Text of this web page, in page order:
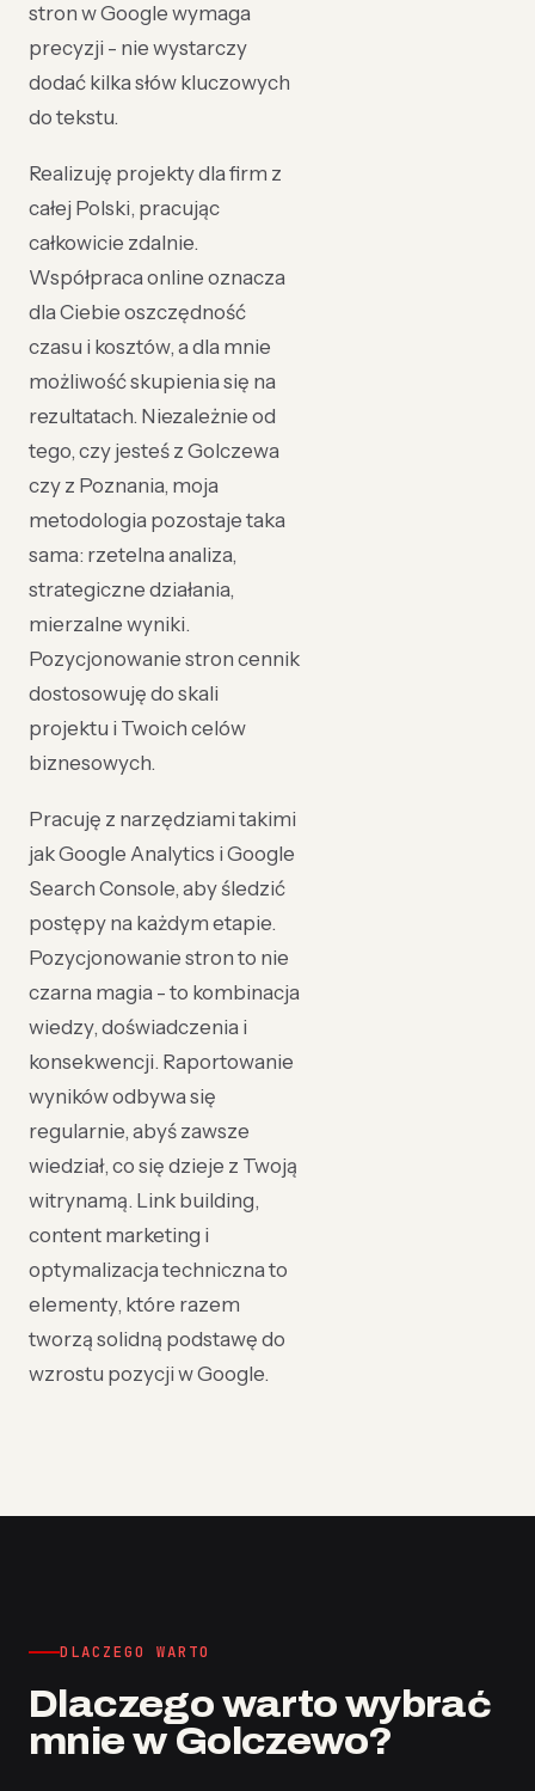
stron w Google wymaga
precyzji - nie wystarczy
dodać kilka słów kluczowych
do tekstu.
Realizuję projekty dla firm z
całej Polski, pracując
całkowicie zdalnie.
Współpraca online oznacza
dla Ciebie oszczędność
czasu i kosztów, a dla mnie
możliwość skupienia się na
rezultatach. Niezależnie od
tego, czy jesteś z Golczewa
czy z Poznania, moja
metodologia pozostaje taka
sama: rzetelna analiza,
strategiczne działania,
mierzalne wyniki.
Pozycjonowanie stron cennik
dostosowuję do skali
projektu i Twoich celów
biznesowych.
Pracuję z narzędziami takimi
jak Google Analytics i Google
Search Console, aby śledzić
postępy na każdym etapie.
Pozycjonowanie stron to nie
czarna magia - to kombinacja
wiedzy, doświadczenia i
konsekwencji. Raportowanie
wyników odbywa się
regularnie, abyś zawsze
wiedział, co się dzieje z Twoją
witrynamą. Link building,
content marketing i
optymalizacja techniczna to
elementy, które razem
tworzą solidną podstawę do
wzrostu pozycji w Google.
DLACZEGO WARTO
Dlaczego warto wybrać
mnie w Golczewo?